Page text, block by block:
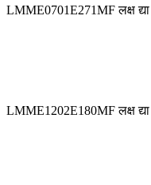
LMME0701E271MF लक्ष द्या
LMME1202E180MF लक्ष द्या